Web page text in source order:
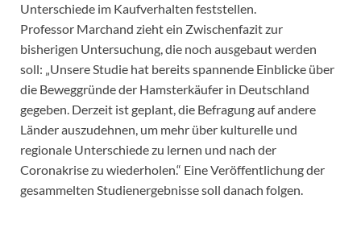
Unterschiede im Kaufverhalten feststellen.
Professor Marchand zieht ein Zwischenfazit zur
bisherigen Untersuchung, die noch ausgebaut werden
soll: „Unsere Studie hat bereits spannende Einblicke über
die Beweggründe der Hamsterkäufer in Deutschland
gegeben. Derzeit ist geplant, die Befragung auf andere
Länder auszudehnen, um mehr über kulturelle und
regionale Unterschiede zu lernen und nach der
Coronakrise zu wiederholen.“ Eine Veröffentlichung der
gesammelten Studienergebnisse soll danach folgen.